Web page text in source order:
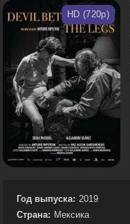
HD (720p)
Год выпуска: 2019
Страна: Мексика